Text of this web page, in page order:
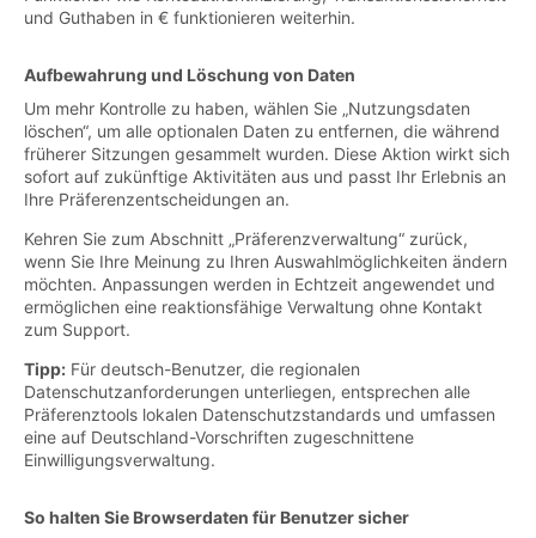
und Guthaben in € funktionieren weiterhin.
Aufbewahrung und Löschung von Daten
Um mehr Kontrolle zu haben, wählen Sie „Nutzungsdaten
löschen“, um alle optionalen Daten zu entfernen, die während
früherer Sitzungen gesammelt wurden. Diese Aktion wirkt sich
sofort auf zukünftige Aktivitäten aus und passt Ihr Erlebnis an
Ihre Präferenzentscheidungen an.
Kehren Sie zum Abschnitt „Präferenzverwaltung“ zurück,
wenn Sie Ihre Meinung zu Ihren Auswahlmöglichkeiten ändern
möchten. Anpassungen werden in Echtzeit angewendet und
ermöglichen eine reaktionsfähige Verwaltung ohne Kontakt
zum Support.
Tipp: Für deutsch-Benutzer, die regionalen
Datenschutzanforderungen unterliegen, entsprechen alle
Präferenztools lokalen Datenschutzstandards und umfassen
eine auf Deutschland-Vorschriften zugeschnittene
Einwilligungsverwaltung.
So halten Sie Browserdaten für Benutzer sicher